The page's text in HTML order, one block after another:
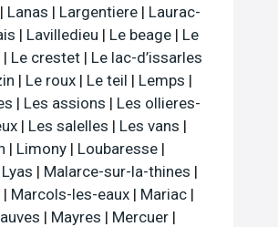
| Lanas | Largentiere | Laurac-
| Lavilledieu | Le beage | Le
| Le crestet | Le lac-d’issarles
| Le roux | Le teil | Lemps |
| Les assions | Les ollieres-
| Les salelles | Les vans |
| Limony | Loubaresse |
Lyas | Malarce-sur-la-thines |
| Marcols-les-eaux | Mariac |
| Mayres | Mercuer |